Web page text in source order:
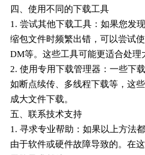
四、使用不同的下载工具
1. 尝试其他下载工具：如果您发
缩包文件时频繁出错，可以尝试
DM等。这些工具可能更适合处理
2. 使用专用下载管理器：一些下
如断点续传、多线程下载等，这
成大文件下载。
五、联系技术支持
1. 寻求专业帮助：如果以上方法
由于软件或硬件故障导致的。在